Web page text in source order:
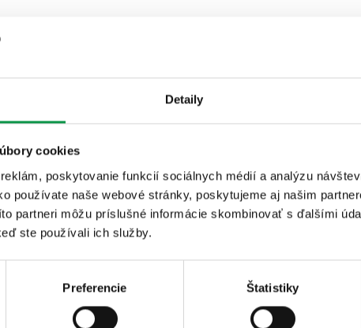
Detaily
cookies
poskytovanie funkcií sociálnych médií a analýzu
používate naše webové stránky, poskytujeme aj našim
partneri môžu príslušné informácie skombinovať s ďalšími
ste používali ich služby.
Preferencie Štatistiky
rodiny aj svojho auta
sa nebude v garáži príliš dlho zdržiavať, zákon schválnosti
je montovaná garáž, je potrebné myslieť na bezpečnosť. Pri
a s použitím
potenciálnemu nebezpečenstvu, ktorého následky si v
auto.